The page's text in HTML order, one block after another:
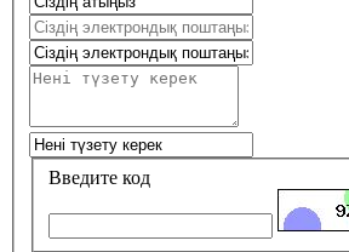
Введите код